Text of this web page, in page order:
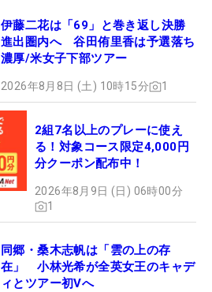
伊藤二花は「69」と巻き返し決勝
進出圏内へ 谷田侑里香は予選落ち
濃厚/米女子下部ツアー
2026年8月8日 (土) 10時15分 1
2組7名以上のプレーに使え
る！対象コース限定4,000円
分クーポン配布中！
2026年8月9日 (日) 06時00分
1
同郷・桑木志帆は「雲の上の存
在」 小林光希が全英女王のキャデ
ィとツアー初Vへ